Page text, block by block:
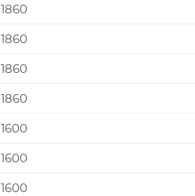
1860
1860
1860
1860
1600
1600
1600